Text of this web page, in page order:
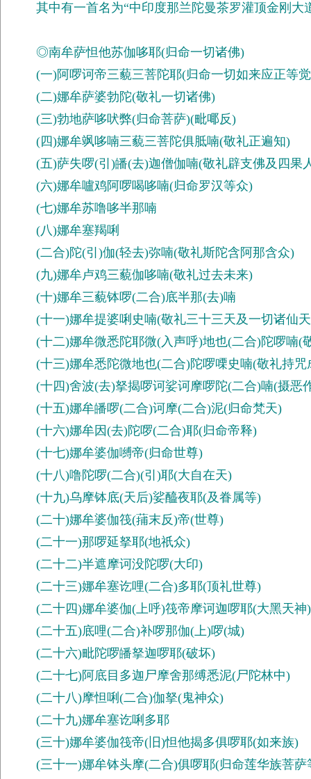
其中有一首名为“中印度那兰陀曼茶罗灌顶金刚大
◎南牟萨怛他苏伽哆耶(归命一切诸佛)
(一)阿啰诃帝三藐三菩陀耶(归命一切如来应正等
(二)娜牟萨婆勃陀(敬礼一切诸佛)
(三)勃地萨哆吠弊(归命菩萨)(毗㖿反)
(四)娜牟飒哆喃三藐三菩陀俱胝喃(敬礼正遍知)
(五)萨失啰(引)皤(去)迦僧伽喃(敬礼辟支佛及四果
(六)娜牟嚧鸡阿啰喝哆喃(归命罗汉等众)
(七)娜牟苏噜哆半那喃
(八)娜牟塞羯唎
(二合)陀(引)伽(轻去)弥喃(敬礼斯陀含阿那含众)
(九)娜牟卢鸡三藐伽哆喃(敬礼过去未来)
(十)娜牟三藐钵啰(二合)底半那(去)喃
(十一)娜牟提婆唎史喃(敬礼三十三天及一切诸仙
(十二)娜牟微悉陀耶微(入声呼)地也(二合)陀啰喃(
(十三)娜牟悉陀微地也(二合)陀啰㗚史喃(敬礼持咒
(十四)舍波(去)拏揭啰诃娑诃摩啰陀(二合)喃(摄恶
(十五)娜牟皤啰(二合)诃摩(二合)泥(归命梵天)
(十六)娜牟因(去)陀啰(二合)耶(归命帝释)
(十七)娜牟婆伽嚩帝(归命世尊)
(十八)噜陀啰(二合)(引)耶(大自在天)
(十九)乌摩钵底(天后)娑醯夜耶(及眷属等)
(二十)娜牟婆伽筏(蒱末反)帝(世尊)
(二十一)那啰延拏耶(地祇众)
(二十二)半遮摩诃没陀啰(大印)
(二十三)娜牟塞讫哩(二合)多耶(顶礼世尊)
(二十四)娜牟婆伽(上呼)筏帝摩诃迦啰耶(大黑天神)
(二十五)底哩(二合)补啰那伽(上)啰(城)
(二十六)毗陀啰皤拏迦啰耶(破坏)
(二十七)阿底目多迦尸摩舍那缚悉泥(尸陀林中)
(二十八)摩怛唎(二合)伽拏(鬼神众)
(二十九)娜牟塞讫唎多耶
(三十)娜牟婆伽筏帝(旧)怛他揭多俱啰耶(如来族)
(三十一)娜牟钵头摩(二合)俱啰耶(归命莲华族菩萨